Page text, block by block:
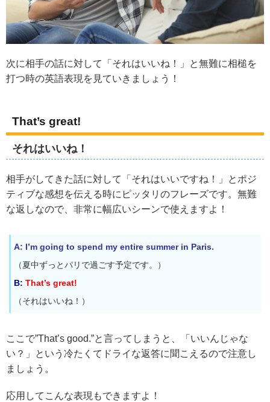
次に相手の話に対して「それはいいね！」と無難に相槌を
打つ時の英語表現を見ていきましょう！
That’s great!
それはいいね！
相手がしてきた話に対して「それはいいですね！」とポジ
ティブな感想を伝える時にピッタリのフレーズです。無難
な返しなので、非常に幅広いシーンで使えますよ！
A: I’m going to spend my entire summer in Paris.
（夏中ずっとパリで過ごす予定です。）
B: That’s great!
（それはいいね！）
ここで”That’s good.”と言ってしまうと、「いいんじゃな
い？」という冷たくてドライな返答に聞こえるので注意し
ましょう。
応用してこんな表現もできますよ！